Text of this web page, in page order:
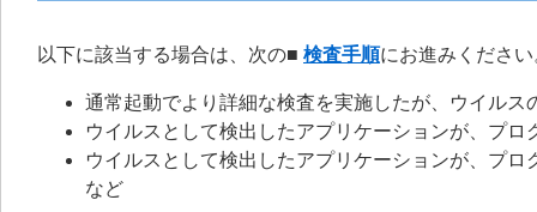
以下に該当する場合は、次の■ 検査手順にお進みください
通常起動でより詳細な検査を実施したが、ウイルス
ウイルスとして検出したアプリケーションが、プ
ウイルスとして検出したアプリケーションが、プ
など